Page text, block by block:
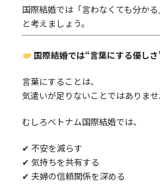
国際結婚では「言わなくても分か
と考えましょう。
国際結婚では“言葉にする優し
言葉にすることは、
気遣いが足りないことではありませ
むしろベトナム国際結婚では、
✔ 不安を減らす
✔ 気持ちを共有する
✔ 夫婦の信頼関係を深める